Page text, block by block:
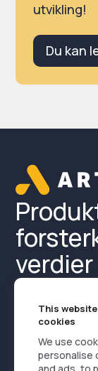
This
cookies
We use
personalise
utvikling!
Du kan
verdier